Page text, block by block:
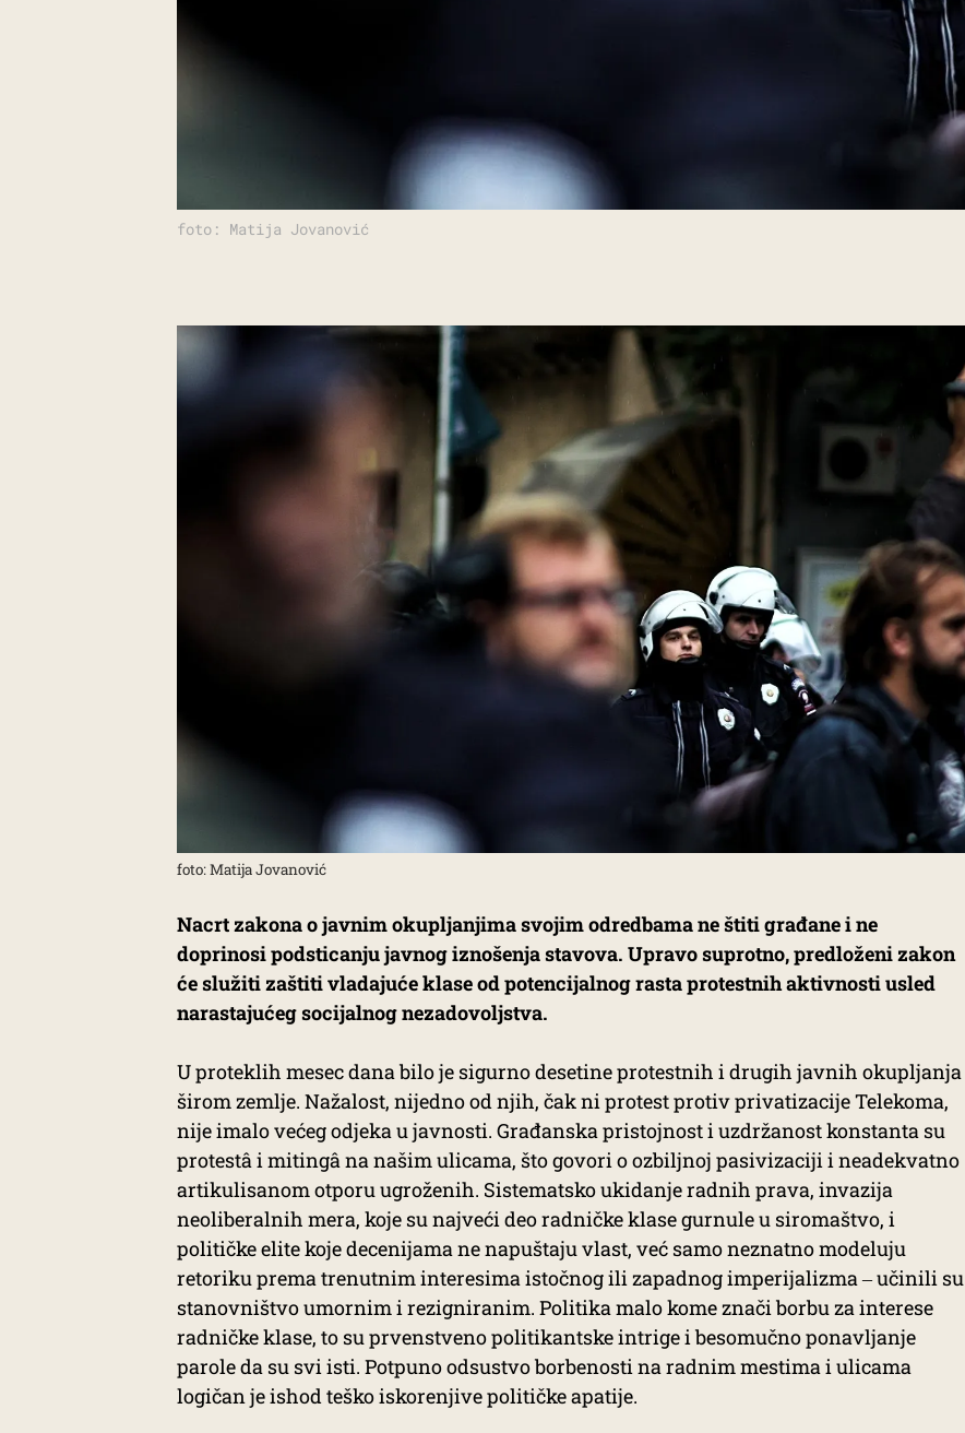
foto: Matija Jovanović
foto: Matija Jovanović
​Nacrt zakona o javnim okupljanjima svojim odredbama ne štiti građane i ne
doprinosi podsticanju javnog iznošenja stavova. Upravo suprotno, predloženi zakon
će služiti zaštiti vladajuće klase od potencijalnog rasta protestnih aktivnosti usled
narastajućeg socijalnog nezadovoljstva.
U proteklih mesec dana bilo je sigurno desetine protestnih i drugih javnih okupljanja
širom zemlje. Nažalost, nijedno od njih, čak ni protest protiv privatizacije Telekoma,
nije imalo većeg odjeka u javnosti. Građanska pristojnost i uzdržanost konstanta su
protestâ i mitingâ na našim ulicama, što govori o ozbiljnoj pasivizaciji i neadekvatno
artikulisanom otporu ugroženih. Sistematsko ukidanje radnih prava, invazija
neoliberalnih mera, koje su najveći deo radničke klase gurnule u siromaštvo, i
političke elite koje decenijama ne napuštaju vlast, već samo neznatno modeluju
retoriku prema trenutnim interesima istočnog ili zapadnog imperijalizma ‒ učinili su
stanovništvo umornim i rezigniranim. Politika malo kome znači borbu za interese
radničke klase, to su prvenstveno politikantske intrige i besomučno ponavljanje
parole da su svi isti. Potpuno odsustvo borbenosti na radnim mestima i ulicama
logičan je ishod teško iskorenjive političke apatije.